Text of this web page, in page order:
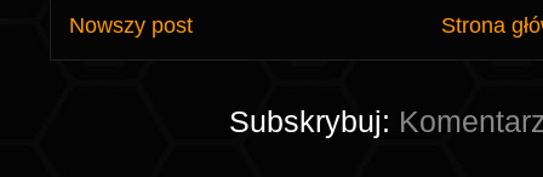
Nowszy post Strona
Subskrybuj: